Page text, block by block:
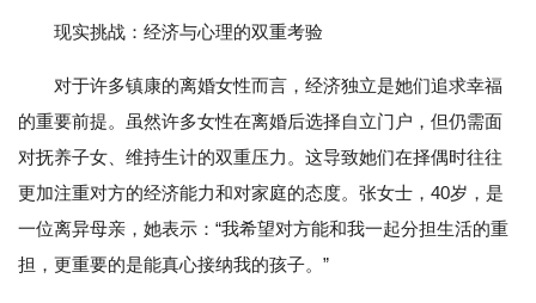
现实挑战：经济与心理的双重考验
对于许多镇康的离婚女性而言，经济独立是她们追求幸福
的重要前提。虽然许多女性在离婚后选择自立门户，但仍需面
对抚养子女、维持生计的双重压力。这导致她们在择偶时往往
更加注重对方的经济能力和对家庭的态度。张女士，40岁，是
一位离异母亲，她表示：“我希望对方能和我一起分担生活的重
担，更重要的是能真心接纳我的孩子。”